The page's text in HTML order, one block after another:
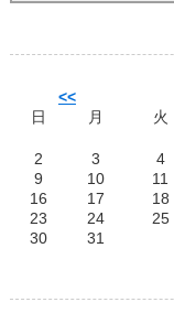
<<
日
月 火
2
3 4
9
10 11
16
17 18
23
24 25
30
31